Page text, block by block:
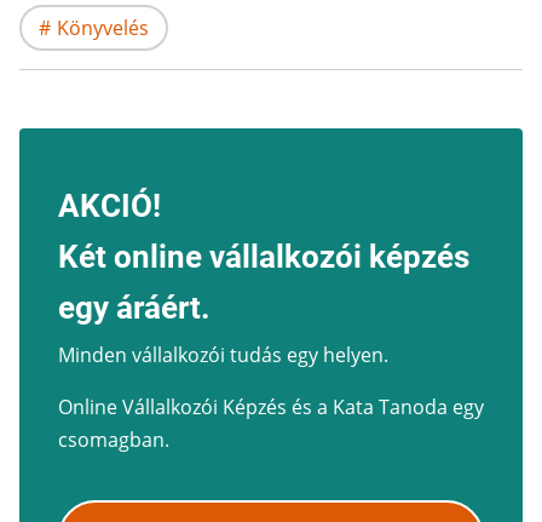
Könyvelés
AKCIÓ!
Két online vállalkozói képzés
egy áráért.
Minden vállalkozói tudás egy helyen.
Online Vállalkozói Képzés és a Kata Tanoda egy
csomagban.